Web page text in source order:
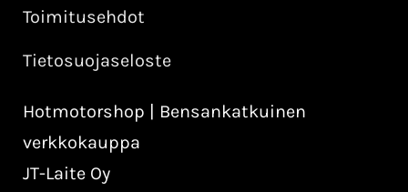
Toimitusehdot
Tietosuojaseloste
Hotmotorshop | Bensankatkuinen
verkkokauppa
JT-Laite Oy